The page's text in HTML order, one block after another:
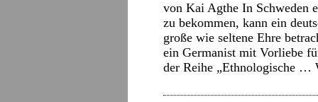
von Kai Agthe In Schweden
zu bekommen, kann ein
große wie seltene Ehre
ein Germanist mit Vorliebe
der Reihe „Ethnologische …